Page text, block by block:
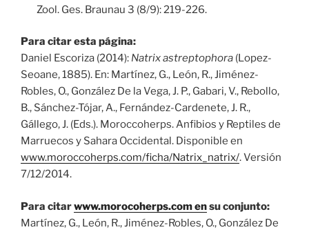
Zool. Ges. Braunau 3 (8/9): 219-226.
Para citar esta página:
Daniel Escoriza (2014): Natrix astreptophora (Lopez-
Seoane, 1885). En: Martínez, G., León, R., Jiménez-
Robles, O., González De la Vega, J. P., Gabari, V., Rebollo,
B., Sánchez-Tójar, A., Fernández-Cardenete, J. R.,
Gállego, J. (Eds.). Moroccoherps. Anfibios y Reptiles de
Marruecos y Sahara Occidental. Disponible en
www.moroccoherps.com/ficha/Natrix_natrix/. Versión
7/12/2014.
Para citarwww.morocoherps.com ensu conjunto:
Martínez, G., León, R., Jiménez-Robles, O., González De